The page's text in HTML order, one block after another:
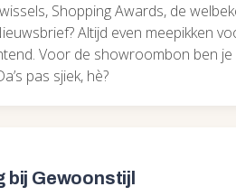
Shopping Awards, de
Altijd even meepikken
Voor de showroombon ben je
pas sjiek, hè?
bij Gewoonstijl